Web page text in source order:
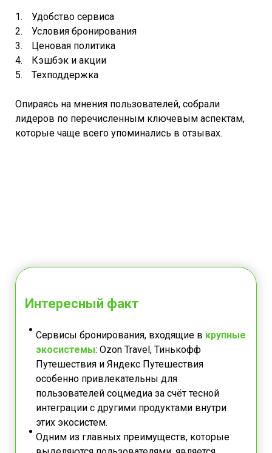
Удобство сервиса
Условия бронирования
Ценовая политика
Кэшбэк и акции
Техподдержка
Опираясь на мнения пользователей, собрали
лидеров по перечисленным ключевым аспектам,
которые чаще всего упоминались в отзывах.
Интересный факт
Сервисы бронирования, входящие в крупные
экосистемы: Ozon Travel, Тинькофф
Путешествия и Яндекс Путешествия
особенно привлекательны для
пользователей соцмедиа за счёт тесной
интеграции с другими продуктами внутри
этих экосистем.
Одним из главных преимуществ, которые